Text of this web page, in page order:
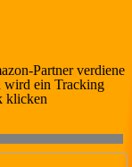
Partner verdiene
wird ein Tracking
klicken